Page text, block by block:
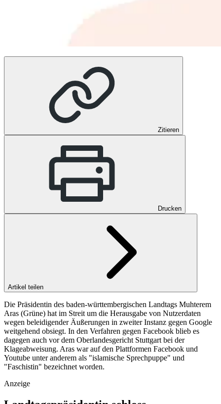
Zitieren
Drucken
Artikel teilen
Die Präsidentin des baden-württembergischen Landtags Muhterem
Aras (Grüne) hat im Streit um die Herausgabe von Nutzerdaten
wegen beleidigender Äußerungen in zweiter Instanz gegen Google
weitgehend obsiegt. In den Verfahren gegen Facebook blieb es
dagegen auch vor dem Oberlandesgericht Stuttgart bei der
Klageabweisung. Aras war auf den Plattformen Facebook und
Youtube unter anderem als "islamische Sprechpuppe" und
"Faschistin" bezeichnet worden.
Anzeige